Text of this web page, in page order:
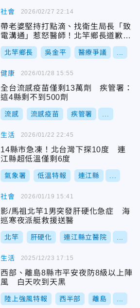
社會
帶老婆堅持打點滴、找衛生局長「致
電溝通」惹怒醫師！北竿鄉長道歉認
錯
北竿鄉長 吳金平 醫療爭議
2026/02/27 22:14
健康
全台流感疫苗僅剩13萬劑 疾管署：
這4縣剩不到500劑
流感 流感疫苗 疾管署
2026/01/28 15:55
生活
14縣市急凍！北台灣下探10度 連
江縣超低溫僅剩6度
氣象署 低溫特報 連江縣
2026/01/22 22:45
社會
影/馬祖北竿1男突發肝硬化急症 海
巡寒夜派艇救援送醫
北竿 肝硬化 連江縣立醫院
2026/01/19 15:41
生活
西部、離島8縣市平安夜防8級以上陣
風 白天吹到天黑
陸上強風特報 西半部 離島
2025/12/23 17:15